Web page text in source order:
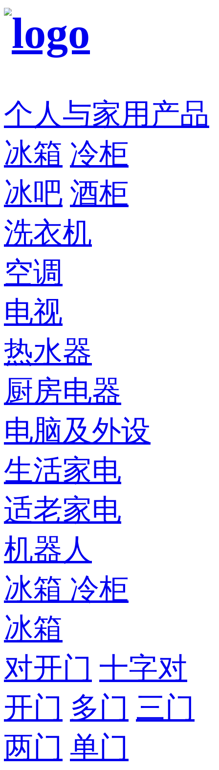
个人与家用产品
冰箱 冷柜
冰吧 酒柜
洗衣机
空调
电视
热水器
厨房电器
电脑及外设
生活家电
适老家电
机器人
冰箱 冷柜
冰箱
对开门 十字对
开门 多门 三门
两门 单门